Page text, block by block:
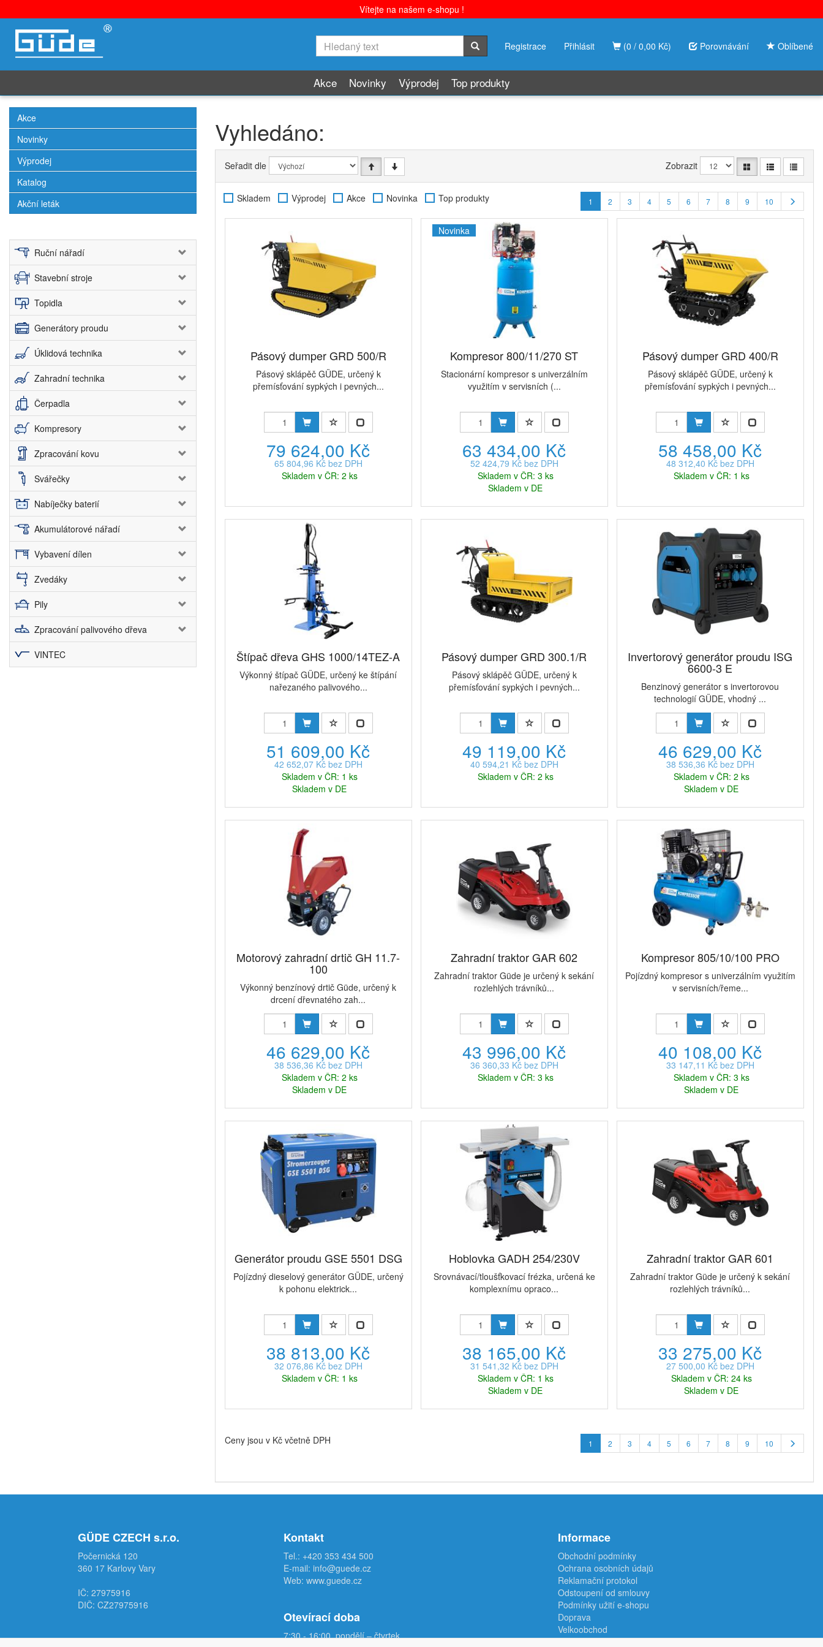
Vítejte na našem e-shopu !
(0 / 0,00 Kč) Porovnávání Oblíbené
Registrace Přihlásit
Akce Novinky Výprodej Top produkty
Akce
Novinky
Výprodej
Katalog
Akční leták
Ruční nářadí
Stavební stroje
Topidla
Generátory proudu
Úklidová technika
Zahradní technika
Čerpadla
Kompresory
Zpracování kovu
Svářečky
Nabíječky baterií
Akumulátorové nářadí
Vybavení dílen
Zvedáky
Pily
Zpracování palivového dřeva
VINTEC
Vyhledáno:
Seřadit dle Zobrazit
Skladem Výprodej Akce Novinka Top produkty 1 2 3 4 5 6 7 8 9 10
Pásový dumper GRD 500/R
Pásový sklápěč GÜDE, určený k
přemísťování sypkých i pevných...
79 624,00 Kč
65 804,96 Kč bez DPH
Skladem v ČR: 2 ks
Novinka
Kompresor 800/11/270 ST
Stacionární kompresor s univerzálním
využitím v servisních (...
63 434,00 Kč
52 424,79 Kč bez DPH
Skladem v ČR: 3 ks
Skladem v DE
Pásový dumper GRD 400/R
Pásový sklápěč GÜDE, určený k
přemísťování sypkých i pevných...
58 458,00 Kč
48 312,40 Kč bez DPH
Skladem v ČR: 1 ks
Štípač dřeva GHS 1000/14TEZ-A
Výkonný štípač GÜDE, určený ke štípání
nařezaného palivového...
51 609,00 Kč
42 652,07 Kč bez DPH
Skladem v ČR: 1 ks
Skladem v DE
Pásový dumper GRD 300.1/R
Pásový sklápěč GÜDE, určený k
přemísťování sypkých i pevných...
49 119,00 Kč
40 594,21 Kč bez DPH
Skladem v ČR: 2 ks
Invertorový generátor proudu ISG
6600-3 E
Benzinový generátor s invertorovou
technologií GÜDE, vhodný ...
46 629,00 Kč
38 536,36 Kč bez DPH
Skladem v ČR: 2 ks
Skladem v DE
Motorový zahradní drtič GH 11.7-
100
Výkonný benzínový drtič Güde, určený k
drcení dřevnatého zah...
46 629,00 Kč
38 536,36 Kč bez DPH
Skladem v ČR: 2 ks
Skladem v DE
Zahradní traktor GAR 602
Zahradní traktor Güde je určený k sekání
rozlehlých trávníků...
43 996,00 Kč
36 360,33 Kč bez DPH
Skladem v ČR: 3 ks
Kompresor 805/10/100 PRO
Pojízdný kompresor s univerzálním využitím
v servisních/řeme...
40 108,00 Kč
33 147,11 Kč bez DPH
Skladem v ČR: 3 ks
Skladem v DE
Generátor proudu GSE 5501 DSG
Pojízdný dieselový generátor GÜDE, určený
k pohonu elektrick...
38 813,00 Kč
32 076,86 Kč bez DPH
Skladem v ČR: 1 ks
Hoblovka GADH 254/230V
Srovnávací/tloušťkovací frézka, určená ke
komplexnímu opraco...
38 165,00 Kč
31 541,32 Kč bez DPH
Skladem v ČR: 1 ks
Skladem v DE
Zahradní traktor GAR 601
Zahradní traktor Güde je určený k sekání
rozlehlých trávníků...
33 275,00 Kč
27 500,00 Kč bez DPH
Skladem v ČR: 24 ks
Skladem v DE
Ceny jsou v Kč včetně DPH 1 2 3 4 5 6 7 8 9 10
GÜDE CZECH s.r.o.
Počernická 120
360 17 Karlovy Vary
IČ: 27975916
DIČ: CZ27975916
Kontakt
Tel.: +420 353 434 500
E-mail: info@guede.cz
Web: www.guede.cz
Otevírací doba
7:30 - 16:00, pondělí – čtvrtek
Informace
Obchodní podmínky
Ochrana osobních údajů
Reklamační protokol
Odstoupení od smlouvy
Podmínky užití e-shopu
Doprava
Velkoobchod
Kontakt